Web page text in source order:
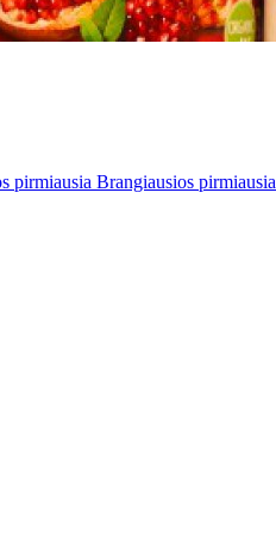
pirmiausia Brangiausios pirmiausia